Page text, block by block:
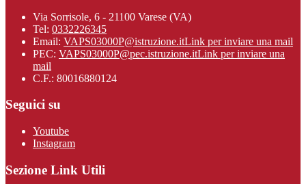
Via Sorrisole, 6 - 21100 Varese (VA)
Tel: 0332226345
Email: VAPS03000P@istruzione.itLink per inviare una mail
PEC: VAPS03000P@pec.istruzione.itLink per inviare una
mail
C.F.: 80016880124
Seguici su
Youtube
Instagram
Sezione Link Utili